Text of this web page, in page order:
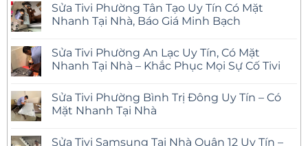
Sửa Tivi Phường Tân Tạo Uy Tín Có Mặt
Nhanh Tại Nhà, Báo Giá Minh Bạch
bình
luận
ở
Phường
Tân
Tạo
Có
Sửa Tivi Phường An Lạc Uy Tín, Có Mặt
Nhanh Tại Nhà – Khắc Phục Mọi Sự Cố Tivi
bình
luận
ở
Phường
Sửa Tivi Phường Bình Trị Đông Uy Tín – Có
Mặt Nhanh Tại Nhà
bình
Sửa Tivi Samsung Tại Nhà Quận 12 Uy Tín –